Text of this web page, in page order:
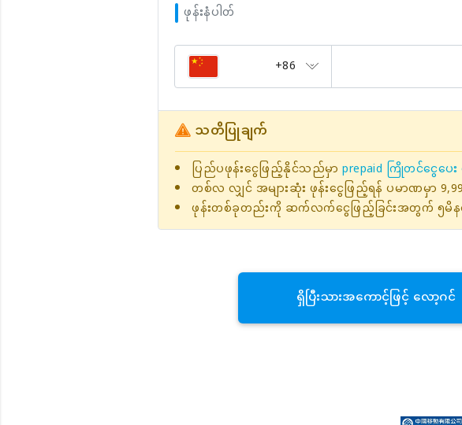
ဖုန်းနံပါတ်
+86
သတိပြုချက်
ပြည်ပဖုန်းငွေဖြည့်နိုင်သည်မှာprepaid ကြိုတင်ငွေပေး
တစ်လ လျှင် အများဆုံး ဖုန်းငွေဖြည့်ရန် ပမာဏမှာ
ဖုန်းတစ်ခုတည်းကို ဆက်လက်ငွေဖြည့်ခြင်းအတွက် ၅မိ
ရှိပြီးသားအကောင့်ဖြင့် လော့ဂင်